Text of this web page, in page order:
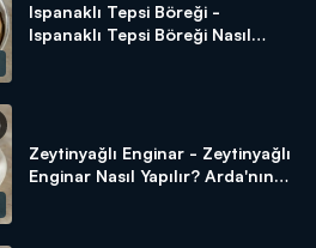
Ispanaklı Tepsi Böreği -
Ispanaklı Tepsi Böreği Nasıl
Zeytinyağlı Enginar - Zeytinyağlı
Enginar Nasıl Yapılır? Arda'nın